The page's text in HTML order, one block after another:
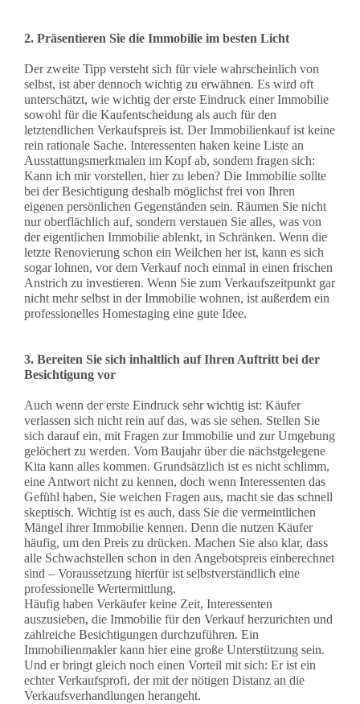
2. Präsentieren Sie die Immobilie im besten Licht
Der zweite Tipp versteht sich für viele wahrscheinlich von
selbst, ist aber dennoch wichtig zu erwähnen. Es wird oft
unterschätzt, wie wichtig der erste Eindruck einer Immobilie
sowohl für die Kaufentscheidung als auch für den
letztendlichen Verkaufspreis ist. Der Immobilienkauf ist keine
rein rationale Sache. Interessenten haken keine Liste an
Ausstattungsmerkmalen im Kopf ab, sondern fragen sich:
Kann ich mir vorstellen, hier zu leben? Die Immobilie sollte
bei der Besichtigung deshalb möglichst frei von Ihren
eigenen persönlichen Gegenständen sein. Räumen Sie nicht
nur oberflächlich auf, sondern verstauen Sie alles, was von
der eigentlichen Immobilie ablenkt, in Schränken. Wenn die
letzte Renovierung schon ein Weilchen her ist, kann es sich
sogar lohnen, vor dem Verkauf noch einmal in einen frischen
Anstrich zu investieren. Wenn Sie zum Verkaufszeitpunkt gar
nicht mehr selbst in der Immobilie wohnen, ist außerdem ein
professionelles Homestaging eine gute Idee.
3. Bereiten Sie sich inhaltlich auf Ihren Auftritt bei der
Besichtigung vor
Auch wenn der erste Eindruck sehr wichtig ist: Käufer
verlassen sich nicht rein auf das, was sie sehen. Stellen Sie
sich darauf ein, mit Fragen zur Immobilie und zur Umgebung
gelöchert zu werden. Vom Baujahr über die nächstgelegene
Kita kann alles kommen. Grundsätzlich ist es nicht schlimm,
eine Antwort nicht zu kennen, doch wenn Interessenten das
Gefühl haben, Sie weichen Fragen aus, macht sie das schnell
skeptisch. Wichtig ist es auch, dass Sie die vermeintlichen
Mängel ihrer Immobilie kennen. Denn die nutzen Käufer
häufig, um den Preis zu drücken. Machen Sie also klar, dass
alle Schwachstellen schon in den Angebotspreis einberechnet
sind – Voraussetzung hierfür ist selbstverständlich eine
professionelle Wertermittlung.
Häufig haben Verkäufer keine Zeit, Interessenten
auszusieben, die Immobilie für den Verkauf herzurichten und
zahlreiche Besichtigungen durchzuführen. Ein
Immobilienmakler kann hier eine große Unterstützung sein.
Und er bringt gleich noch einen Vorteil mit sich: Er ist ein
echter Verkaufsprofi, der mit der nötigen Distanz an die
Verkaufsverhandlungen herangeht.